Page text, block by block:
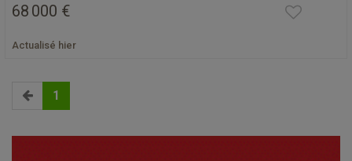
68 000 €
Actualisé hier
1